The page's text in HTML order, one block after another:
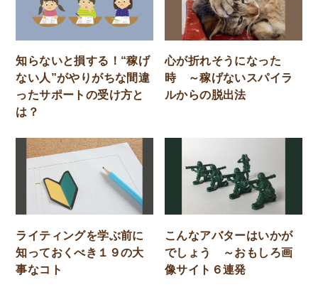
知らないと損する！“稼げ
ない人”がやりがちな間違
ったサポートの受け方と
は？
心が折れそうになった
時 ～稼げないスパイラ
ルからの脱出法
ライティングを学ぶ前に
知っておくべき１９の大
事なコト
こんなアバターはいかが
でしょう ～おもしろ画
像サイト６連発